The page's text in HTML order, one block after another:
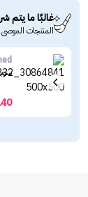
غالبًا ما يتم
المنتجات الموصى